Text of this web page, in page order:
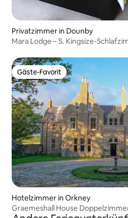
Privatzimmer in Dounby
Mara Lodge – S. Kingsize-
Gäste-Favorit
Gäste-Favorit
Hotelzimmer in Orkney
Graemeshall House